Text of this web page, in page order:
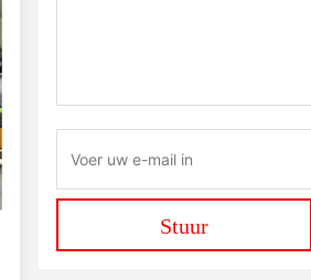
De Machine Van De
Voerverwerking(49)
Stuur